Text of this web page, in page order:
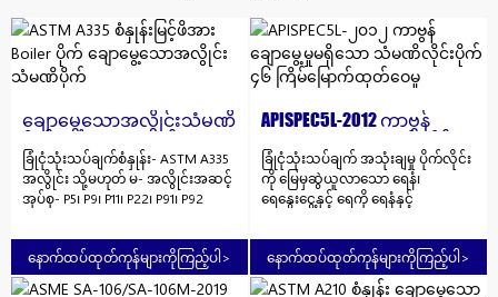
ချောမွေ့သောအလွိုင်းသံမဏိ
ခြုံငုံသုံးသပ်ချက်စံနှုန်း- ASTM A335
အလွိုင်း သို့မဟုတ် မ- အလွိုင်းအဆင့်
အုပ်စု- P5၊ P9၊ P11၊ P22၊ P91၊ P92
အထူ- 1 – 100 မီလီမီတာ မျက်နှာပြင်ကု
သမှု- ဖောက်သည်၏လိုအပ်ချက်
အတိုင်း အပြင်ဘက်အချင်း (အဝိုင်း)-
နောက်ထပ်ထုတ်ကုန်များကိုကြည့်ပါ >
APISPEC5L-2012 ကာဗွန်
ပိုက် ...
ခြုံငုံသုံးသပ်ချက် အသုံးချမှု ပိုက်လိုင်း
ကို မြေမှဆွဲယူလာသော ရေနံ၊
ရေနွေးငွေ့နှင့် ရေကို ရေနံနှင့်
လိုင်းမှတစ်ဆင့် သယ်ယူပို့ဆောင်ရန်
အသုံးပြုသည်။ အဓိကအဆင့် API 5L
လိုင်းပိုက်သံမဏိအတွက် အဆင့်- Gr.B
နောက်ထပ်ထုတ်ကုန်များကိုကြည့်ပါ >